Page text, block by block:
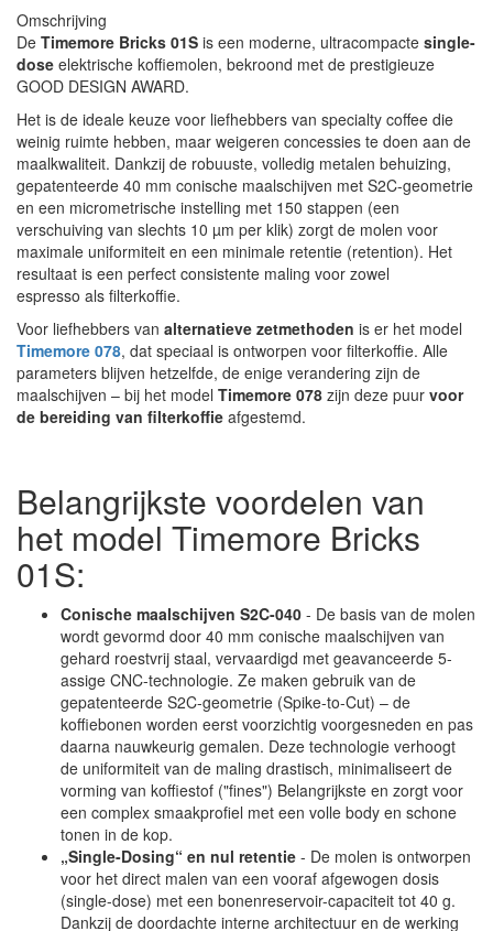
Omschrijving
De Timemore Bricks 01S is een moderne, ultracompacte single-
dose elektrische koffiemolen, bekroond met de prestigieuze
GOOD DESIGN AWARD.
Het is de ideale keuze voor liefhebbers van specialty coffee die
weinig ruimte hebben, maar weigeren concessies te doen aan de
maalkwaliteit. Dankzij de robuuste, volledig metalen behuizing,
gepatenteerde 40 mm conische maalschijven met S2C-geometrie
en een micrometrische instelling met 150 stappen (een
verschuiving van slechts 10 µm per klik) zorgt de molen voor
maximale uniformiteit en een minimale retentie (retention). Het
resultaat is een perfect consistente maling voor zowel
espresso als filterkoffie.
Voor liefhebbers van alternatieve zetmethoden is er het model
Timemore 078, dat speciaal is ontworpen voor filterkoffie. Alle
parameters blijven hetzelfde, de enige verandering zijn de
maalschijven – bij het model Timemore 078 zijn deze puur voor
de bereiding van filterkoffie afgestemd.
Belangrijkste voordelen van
het model Timemore Bricks
01S:
Conische maalschijven S2C-040 - De basis van de molen
wordt gevormd door 40 mm conische maalschijven van
gehard roestvrij staal, vervaardigd met geavanceerde 5-
assige CNC-technologie. Ze maken gebruik van de
gepatenteerde S2C-geometrie (Spike-to-Cut) – de
koffiebonen worden eerst voorzichtig voorgesneden en pas
daarna nauwkeurig gemalen. Deze technologie verhoogt
de uniformiteit van de maling drastisch, minimaliseert de
vorming van koffiestof ("fines") Belangrijkste en zorgt voor
een complex smaakprofiel met een volle body en schone
tonen in de kop.
„Single-Dosing“ en nul retentie - De molen is ontworpen
voor het direct malen van een vooraf afgewogen dosis
(single-dose) met een bonenreservoir-capaciteit tot 40 g.
Dankzij de doordachte interne architectuur en de werking